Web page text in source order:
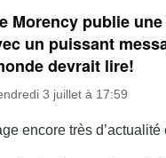
Morency publie
un puissant
devrait lire!
3 juillet à 17:59
encore très d’actualité